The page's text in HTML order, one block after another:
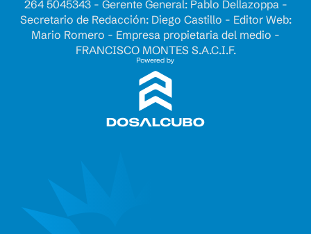
264 5045343 - Gerente General: Pablo Dellazoppa -
Secretario de Redacción: Diego Castillo - Editor Web:
Mario Romero - Empresa propietaria del medio -
FRANCISCO MONTES S.A.C.I.F.